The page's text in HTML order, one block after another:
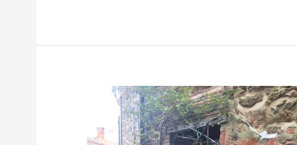
Toskana
–